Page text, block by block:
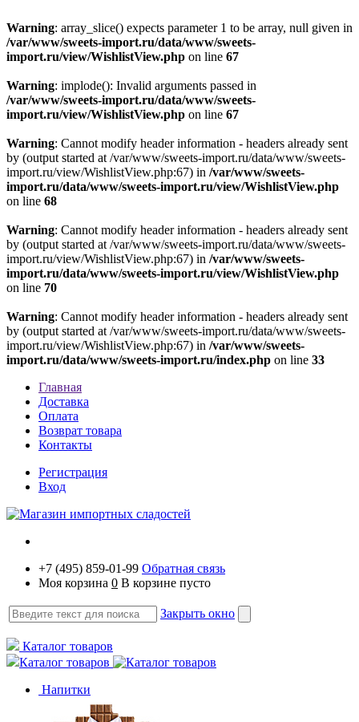
Warning: array_slice() expects parameter 1 to be array, null given in
/var/www/sweets-import.ru/data/www/sweets-
import.ru/view/WishlistView.php on line 67
Warning: implode(): Invalid arguments passed in
/var/www/sweets-import.ru/data/www/sweets-
import.ru/view/WishlistView.php on line 67
Warning: Cannot modify header information - headers already sent
by (output started at /var/www/sweets-import.ru/data/www/sweets-
import.ru/view/WishlistView.php:67) in /var/www/sweets-
import.ru/data/www/sweets-import.ru/view/WishlistView.php
on line 68
Warning: Cannot modify header information - headers already sent
by (output started at /var/www/sweets-import.ru/data/www/sweets-
import.ru/view/WishlistView.php:67) in /var/www/sweets-
import.ru/data/www/sweets-import.ru/view/WishlistView.php
on line 70
Warning: Cannot modify header information - headers already sent
by (output started at /var/www/sweets-import.ru/data/www/sweets-
import.ru/view/WishlistView.php:67) in /var/www/sweets-
import.ru/data/www/sweets-import.ru/index.php on line 33
Главная
Доставка
Оплата
Возврат товара
Контакты
Регистрация
Вход
+7 (495) 859-01-99 Обратная связь
Моя корзина 0 В корзине пусто
Закрыть окно
Каталог товаров
Каталог товаров
Напитки